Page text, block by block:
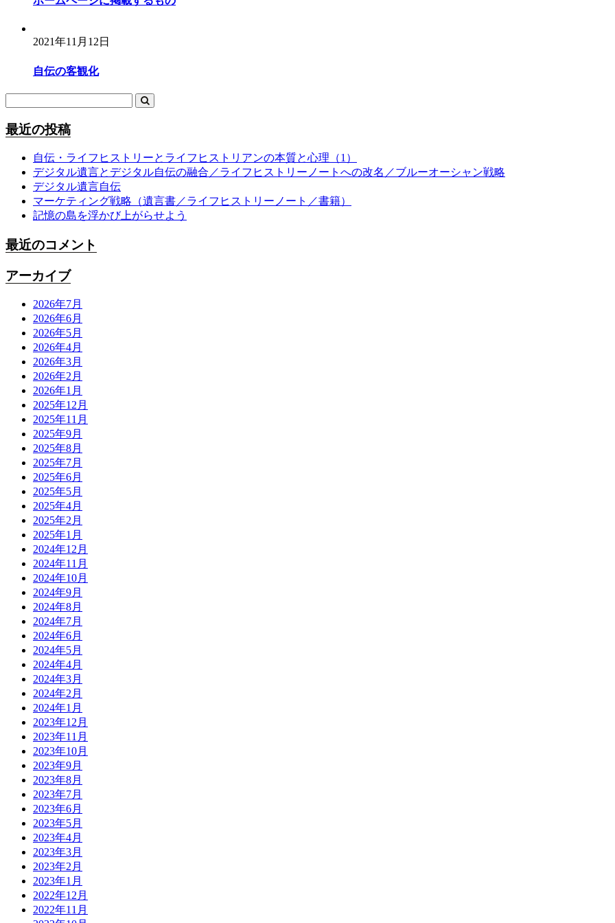
2021年11月12日
自伝の客観化
最近の投稿
自伝・ライフヒストリーとライフヒストリアンの本質と心理（1）
デジタル遺言とデジタル自伝の融合／ライフヒストリーノートへの改名／ブルーオーシャン戦略
デジタル遺言自伝
マーケティング戦略（遺言書／ライフヒストリーノート／書籍）
記憶の島を浮かび上がらせよう
最近のコメント
アーカイブ
2026年7月
2026年6月
2026年5月
2026年4月
2026年3月
2026年2月
2026年1月
2025年12月
2025年11月
2025年9月
2025年8月
2025年7月
2025年6月
2025年5月
2025年4月
2025年2月
2025年1月
2024年12月
2024年11月
2024年10月
2024年9月
2024年8月
2024年7月
2024年6月
2024年5月
2024年4月
2024年3月
2024年2月
2024年1月
2023年12月
2023年11月
2023年10月
2023年9月
2023年8月
2023年7月
2023年6月
2023年5月
2023年4月
2023年3月
2023年2月
2023年1月
2022年12月
2022年11月